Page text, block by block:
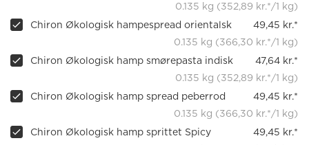
0.135 kg (352,89 kr.*/1 kg)
Chiron Økologisk hampespread orientalsk
49,45 kr.*
0.135 kg (366,30 kr.*/1 kg)
Chiron Økologisk hamp smørepasta indisk
47,64 kr.*
0.135 kg (352,89 kr.*/1 kg)
Chiron Økologisk hamp spread peberrod
49,45 kr.*
0.135 kg (366,30 kr.*/1 kg)
Chiron Økologisk hamp sprittet Spicy
49,45 kr.*